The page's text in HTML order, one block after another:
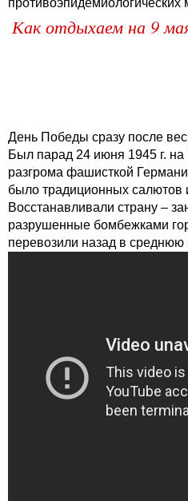
противоэпидемиологических
Как отдыхаем на 9
День Победы сразу после
Был парад 24 июня 1945 г.
разгрома фашисткой
было традиционных салютов
Восстанавливали страну –
разрушенные бомбежками
перевозили назад в среднюю